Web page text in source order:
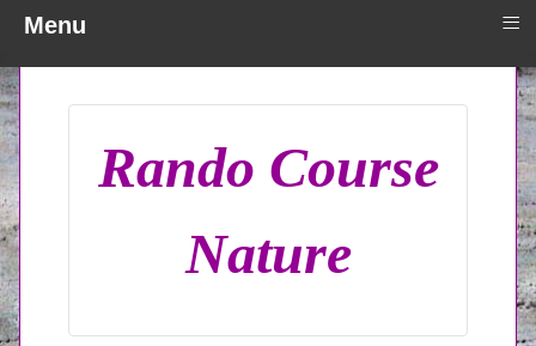
Rando Course
Nature
Menu ≡